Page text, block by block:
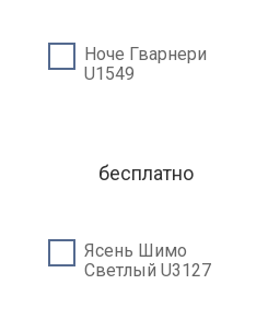
Ноче Гварнери
U1549
бесплатно
Ясень Шимо
Светлый U3127